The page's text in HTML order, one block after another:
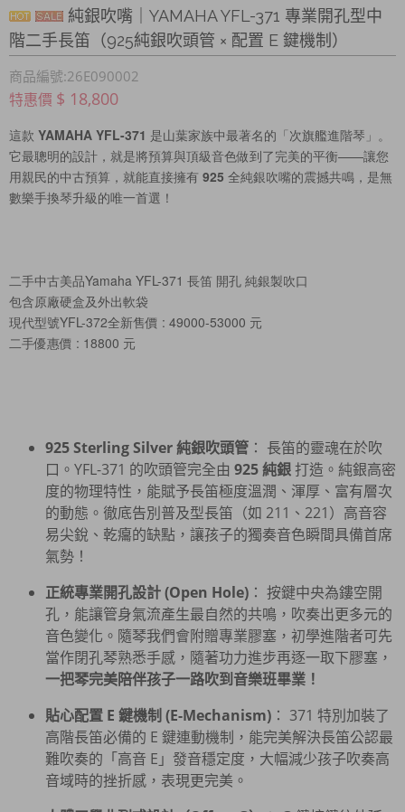
純銀吹嘴｜YAMAHA YFL-371 專業開孔型中
階二手長笛（925純銀吹頭管 × 配置 E 鍵機制）
商品編號:26E090002
特惠價 $ 18,800
這款 YAMAHA YFL-371 是山葉家族中最著名的「次旗艦進階琴」。
它最聰明的設計，就是將預算與頂級音色做到了完美的平衡——讓您
用親民的中古預算，就能直接擁有 925 全純銀吹嘴的震撼共鳴，是無
數樂手換琴升級的唯一首選！
二手中古美品Yamaha YFL-371 長笛 開孔 純銀製吹口
包含原廠硬盒及外出軟袋
現代型號YFL-372全新售價 : 49000-53000 元
二手優惠價 : 18800 元
925 Sterling Silver 純銀吹頭管 ： 長笛的靈魂在於吹
口。YFL-371 的吹頭管完全由 925 純銀打造。純銀高密
度的物理特性，能賦予長笛極度溫潤、渾厚、富有層次
的動態。徹底告別普及型長笛（如 211、221）高音容
易尖銳、乾癟的缺點，讓孩子的獨奏音色瞬間具備首席
氣勢！
正統專業開孔設計 (Open Hole) ： 按鍵中央為鏤空開
孔，能讓管身氣流產生最自然的共鳴，吹奏出更多元的
音色變化。隨琴我們會附贈專業膠塞，初學進階者可先
當作閉孔琴熟悉手感，隨著功力進步再逐一取下膠塞，
一把琴完美陪伴孩子一路吹到音樂班畢業！
貼心配置 E 鍵機制 (E-Mechanism) ： 371 特別加裝了
高階長笛必備的 E 鍵連動機制，能完美解決長笛公認最
難吹奏的「高音 E」發音穩定度，大幅減少孩子吹奏高
音域時的挫折感，表現更完美。